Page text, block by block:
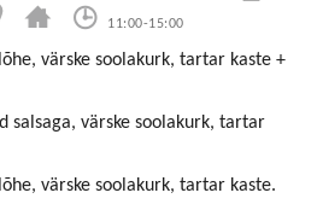
11:00-15:00
värske soolakurk, tartar kaste +
salsaga, värske soolakurk, tartar
värske soolakurk, tartar kaste.